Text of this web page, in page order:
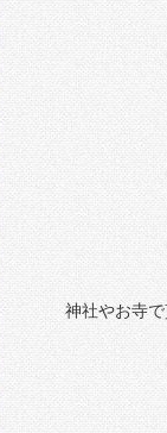
神社やお寺